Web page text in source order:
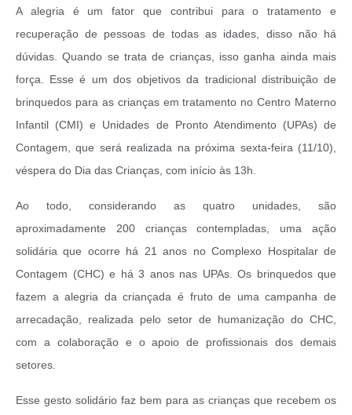
A alegria é um fator que contribui para o tratamento e
recuperação de pessoas de todas as idades, disso não há
dúvidas. Quando se trata de crianças, isso ganha ainda mais
força. Esse é um dos objetivos da tradicional distribuição de
brinquedos para as crianças em tratamento no Centro Materno
Infantil (CMI) e Unidades de Pronto Atendimento (UPAs) de
Contagem, que será realizada na próxima sexta-feira (11/10),
véspera do Dia das Crianças, com início às 13h.
Ao todo, considerando as quatro unidades, são
aproximadamente 200 crianças contempladas, uma ação
solidária que ocorre há 21 anos no Complexo Hospitalar de
Contagem (CHC) e há 3 anos nas UPAs. Os brinquedos que
fazem a alegria da criançada é fruto de uma campanha de
arrecadação, realizada pelo setor de humanização do CHC,
com a colaboração e o apoio de profissionais dos demais
setores.
Esse gesto solidário faz bem para as crianças que recebem os